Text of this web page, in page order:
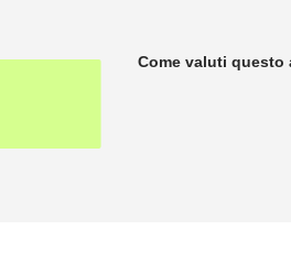
Come valuti questo